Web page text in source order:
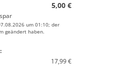
5,00 €
um 01:10; der
geändert haben.
17,99 €